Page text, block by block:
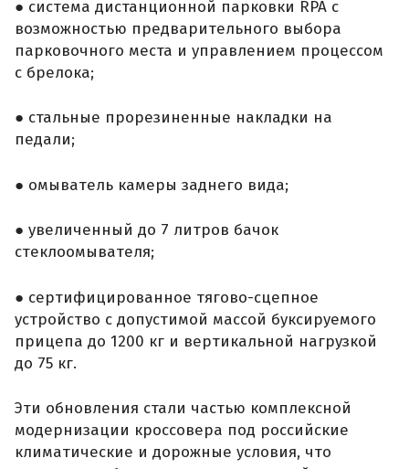
● система дистанционной парковки RPA с
возможностью предварительного выбора
парковочного места и управлением процессом
с брелока;
● стальные прорезиненные накладки на
педали;
● омыватель камеры заднего вида;
● увеличенный до 7 литров бачок
стеклоомывателя;
● сертифицированное тягово-сцепное
устройство с допустимой массой буксируемого
прицепа до 1200 кг и вертикальной нагрузкой
до 75 кг.
Эти обновления стали частью комплексной
модернизации кроссовера под российские
климатические и дорожные условия, что